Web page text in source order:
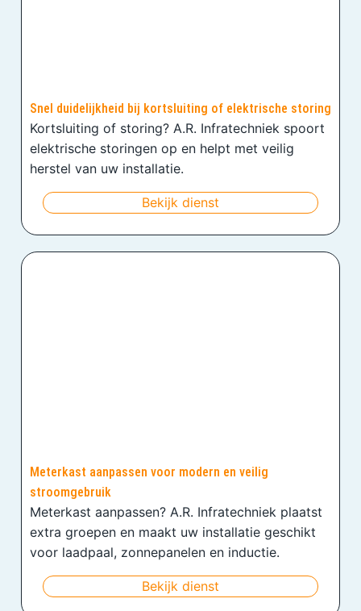
Snel duidelijkheid bij kortsluiting of elektrische storing
Kortsluiting of storing? A.R. Infratechniek spoort
elektrische storingen op en helpt met veilig
herstel van uw installatie.
Bekijk dienst
Meterkast aanpassen voor modern en veilig
stroomgebruik
Meterkast aanpassen? A.R. Infratechniek plaatst
extra groepen en maakt uw installatie geschikt
voor laadpaal, zonnepanelen en inductie.
Bekijk dienst